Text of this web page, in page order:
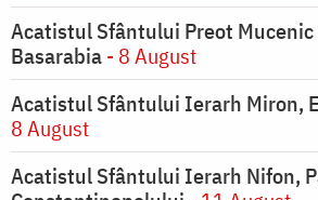
Acatistul Sfântului Preot
Basarabia- 8 August
Acatistul Sfântului Ierarh Miron,
8 August
Acatistul Sfântului Ierarh Nifon,